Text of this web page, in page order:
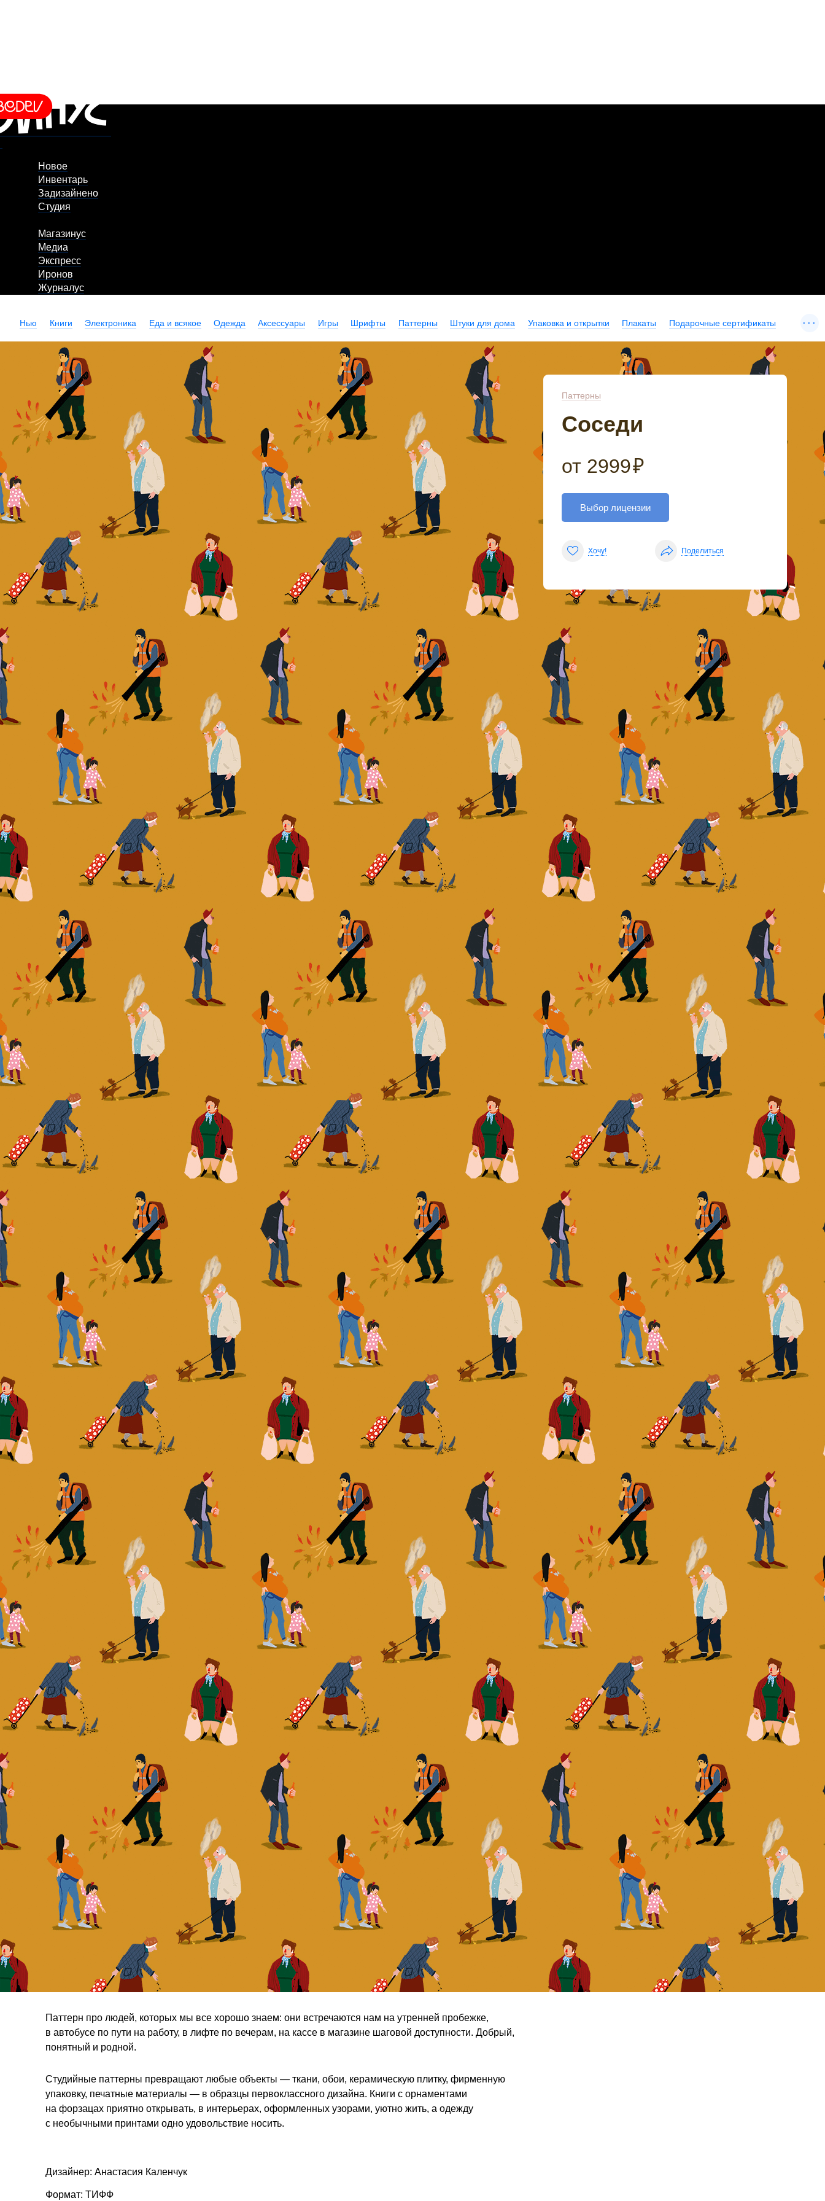
Новое
Инвентарь
Задизайнено
Студия
Магазинус
Медиа
Экспресс
Иронов
Журналус
Нью Книги Электроника Еда и всякое Одежда Аксессуары Игры Шрифты Паттерны Штуки для дома Упаковка и открытки Плакаты Подарочные сертификаты ...
Паттерны
Соседи
от 2999₽
Выбор лицензии
Хочу! Поделиться
Паттерн про людей, которых мы все хорошо знаем: они встречаются нам на утренней пробежке,
в автобусе по пути на работу, в лифте по вечерам, на кассе в магазине шаговой доступности. Добрый,
понятный и родной.
Студийные паттерны превращают любые объекты — ткани, обои, керамическую плитку, фирменную
упаковку, печатные материалы — в образцы первоклассного дизайна. Книги с орнаментами
на форзацах приятно открывать, в интерьерах, оформленных узорами, уютно жить, а одежду
с необычными принтами одно удовольствие носить.
Дизайнер: Анастасия Каленчук
Формат: ТИФФ